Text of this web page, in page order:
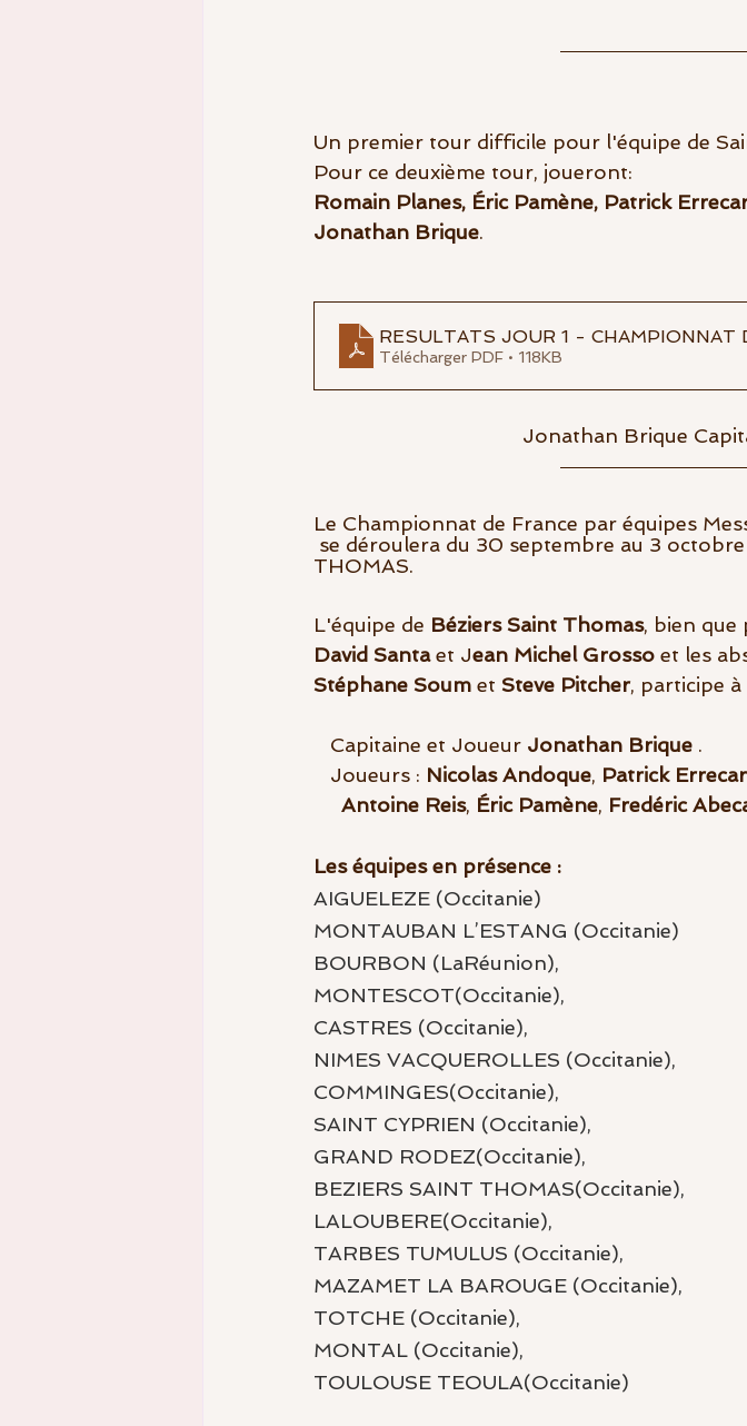
Un premier tour difficile pour l'équipe de
Pour ce deuxième tour, joueront:
Romain Planes, Éric Pamène, Patrick
Jonathan Brique.
RESULTATS JOUR 1 - CHAMPIONNAT
Télécharger PDF • 118KB
Jonathan Brique
Le Championnat de France par
THOMAS.
L'équipe de Béziers Saint Thomas, bien que
David Santa et Jean Michel Grosso et les
Stéphane Soum et Steve Pitcher, participe à
   Capitaine et Joueur
Jonathan Brique .
   Joueurs :
Nicolas Andoque, Patrick
Antoine Reis, Éric Pamène, Fredéric
Les équipes en présence :
AIGUELEZE (Occitanie)
MONTAUBAN L’ESTANG (Occitanie)
BOURBON (LaRéunion),
MONTESCOT(Occitanie),
CASTRES (Occitanie),
NIMES VACQUEROLLES (Occitanie),
COMMINGES(Occitanie),
SAINT CYPRIEN (Occitanie),
GRAND RODEZ(Occitanie),
BEZIERS SAINT THOMAS(Occitanie),
LALOUBERE(Occitanie),
TARBES TUMULUS (Occitanie),
MAZAMET LA BAROUGE (Occitanie),
TOTCHE (Occitanie),
MONTAL (Occitanie),
TOULOUSE TEOULA(Occitanie)